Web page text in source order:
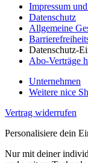
Impressum
Datenschutz
Allgemeine
Datenschutz-
Abo-Verträge
Unternehmen
Weitere nice
Vertrag widerrufen
Personalisiere dein
Nur mit deiner